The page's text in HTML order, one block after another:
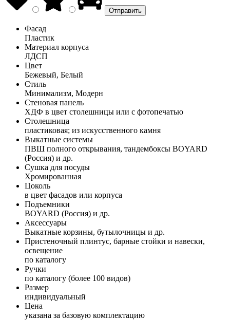
Фасад
Пластик
Материал корпуса
ЛДСП
Цвет
Бежевый, Белый
Стиль
Минимализм, Модерн
Стеновая панель
ХДФ в цвет столешницы или с фотопечатью
Столешница
пластиковая; из искусственного камня
Выкатные системы
ПВШ полного открывания, тандембоксы BOYARD
(Россия) и др.
Сушка для посуды
Хромированная
Цоколь
в цвет фасадов или корпуса
Подъемники
BOYARD (Россия) и др.
Аксессуары
Выкатные корзины, бутылочницы и др.
Пристеночный плинтус, барные стойки и навески,
освещение
по каталогу
Ручки
по каталогу (более 100 видов)
Размер
индивидуальный
Цена
указана за базовую комплектацию